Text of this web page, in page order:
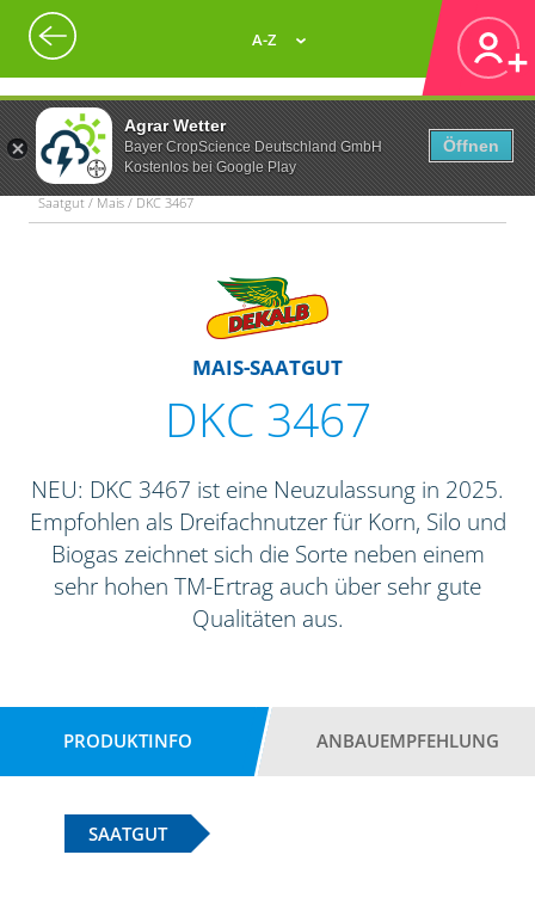
Agrar Wetter
Bayer CropScience Deutschland GmbH
Kostenlos bei Google Play
Öffnen
A-Z
Saatgut / Mais / DKC 3467
MAIS-SAATGUT
DKC 3467
NEU: DKC 3467 ist eine Neuzulassung in 2025.
Empfohlen als Dreifachnutzer für Korn, Silo und
Biogas zeichnet sich die Sorte neben einem
sehr hohen TM-Ertrag auch über sehr gute
Qualitäten aus.
PRODUKTINFO ANBAUEMPFEHLUNG
SAATGUT